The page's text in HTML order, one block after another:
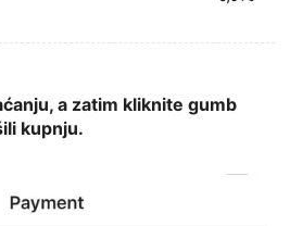
a zatim kliknite gumb
kupnju.